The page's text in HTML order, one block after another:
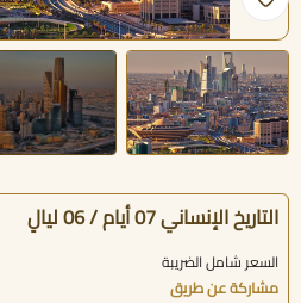
التاريخ الإنساني 07 أيام / 06 ليالٍ
السعر شامل الضريبة
مشاركة عن طريق